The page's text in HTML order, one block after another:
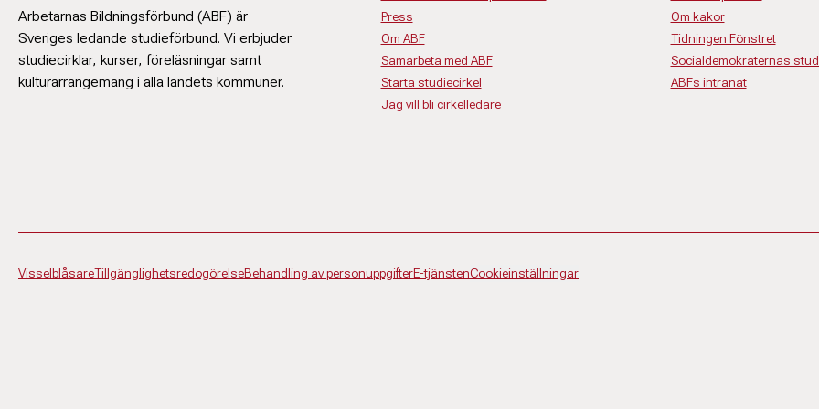
Arbetarnas Bildningsförbund (ABF) är
Sveriges ledande studieförbund. Vi erbjuder
studiecirklar, kurser, föreläsningar samt
kulturarrangemang i alla landets kommuner.
Press
Om ABF
Samarbeta med ABF
Starta studiecirkel
Jag vill bli cirkelledare
Om kakor
Tidningen Fönstret
Socialdemokraternas
ABFs intranät
VisselblåsareTillgänglighetsredogörelseBehandling av personuppgifterE-tjänstenCookieinställningar